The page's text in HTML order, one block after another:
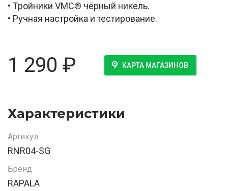
• Тройники VMC® чёрный никель.
• Ручная настройка и тестирование.
1 290 ₽ КАРТА МАГАЗИНОВ
Характеристики
Артикул
RNR04-SG
Бренд
RAPALA